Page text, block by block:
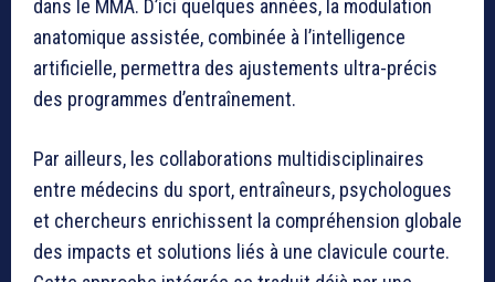
dans le MMA. D’ici quelques années, la modulation
anatomique assistée, combinée à l’intelligence
artificielle, permettra des ajustements ultra-précis
des programmes d’entraînement.
Par ailleurs, les collaborations multidisciplinaires
entre médecins du sport, entraîneurs, psychologues
et chercheurs enrichissent la compréhension globale
des impacts et solutions liés à une clavicule courte.